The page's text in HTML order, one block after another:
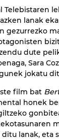
Telebistaren
lanak
gezurrezko
dute
Sara
jokatu
film bat
honek
lanak, eta